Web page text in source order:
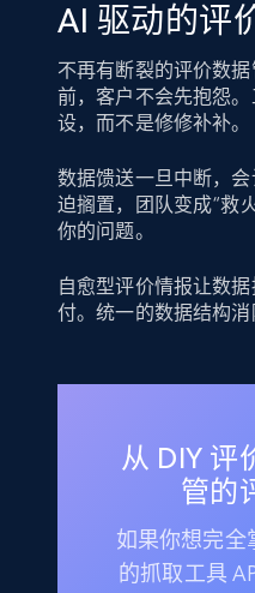
AI 驱动的评
不再有断裂的评价数
前，客户不会先抱怨
设，而不是修修补补。
数据馈送一旦中断，
迫搁置，团队变成“救
你的问题。
自愈型评价情报让数
付。统一的数据结构消
从 DIY 评
管的
如果你想完全
的抓取工具